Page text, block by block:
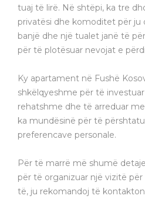
tuaj të lirë. Në shtëpi, ka tre
privatësi dhe komoditet për ju
banjë dhe një tualet janë të
për të plotësuar nevojat e
Ky apartament në Fushë
shkëlqyeshme për të
rehatshme dhe të arreduar
ka mundësinë për të
preferencave personale.
Për të marrë më shumë
për të organizuar një vizitë
të, ju rekomandoj të